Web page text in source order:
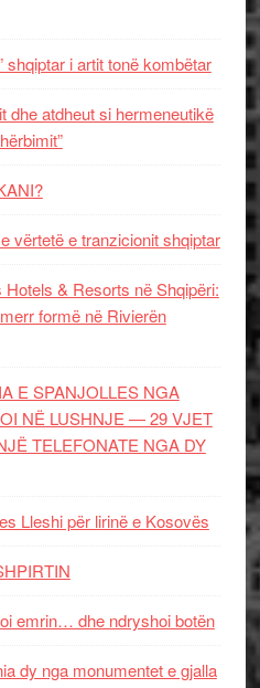
shqiptar i artit tonë kombëtar
dhe atdheut si hermeneutikë
vërtetë e tranzicionit shqiptar
& Resorts në Shqipëri:
formë në Rivierën
E SPANJOLLES NGA
NË LUSHNJE — 29 VJET
TELEFONATE NGA DY
Lleshi për lirinë e Kosovës
emrin… dhe ndryshoi botën
dy nga monumentet e gjalla